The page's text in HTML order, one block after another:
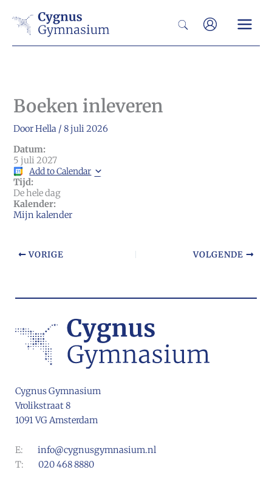
naar
Zoeken
Boeken inleveren
DoorHella /8 juli 2026
Datum:
5 juli 2027
Add to Calendar
Tijd:
De hele dag
Kalender:
Mijn kalender
VORIGE VOLGENDE
Cygnus Gymnasium
Vrolikstraat 8
1091 VG Amsterdam
E: info@cygnusgymnasium.nl
T: 020 468 8880